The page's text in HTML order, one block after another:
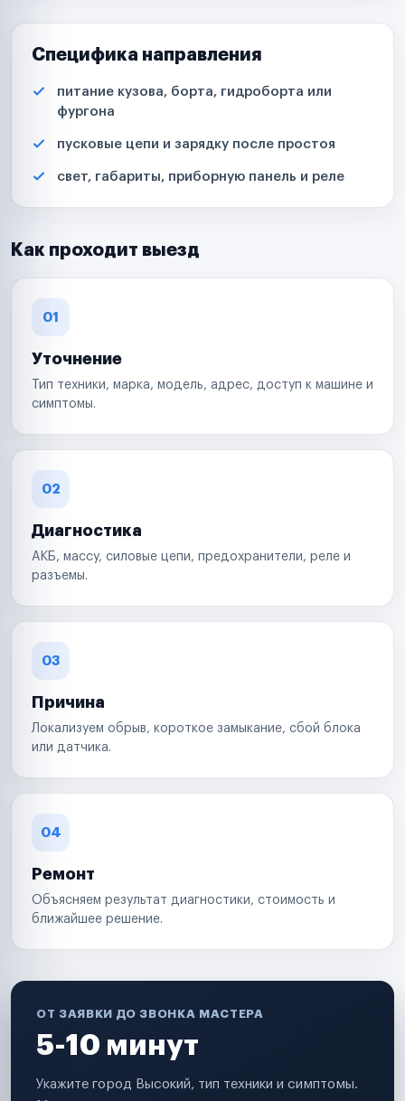
Специфика направления
питание кузова, борта, гидроборта или
фургона
пусковые цепи и зарядку после простоя
свет, габариты, приборную панель и реле
Как проходит выезд
01
Уточнение
Тип техники, марка, модель, адрес, доступ к машине и
симптомы.
02
Диагностика
АКБ, массу, силовые цепи, предохранители, реле и
разъемы.
03
Причина
Локализуем обрыв, короткое замыкание, сбой блока
или датчика.
04
Ремонт
Объясняем результат диагностики, стоимость и
ближайшее решение.
ОТ ЗАЯВКИ ДО ЗВОНКА МАСТЕРА
5-10 минут
Укажите город Высокий, тип техники и симптомы.